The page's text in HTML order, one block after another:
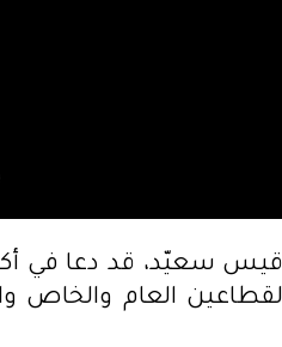
قيس سعيّد، قد دعا في
العام